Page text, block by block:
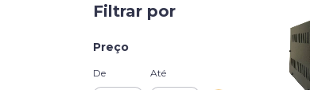
Filtrar por
Preço
De Até